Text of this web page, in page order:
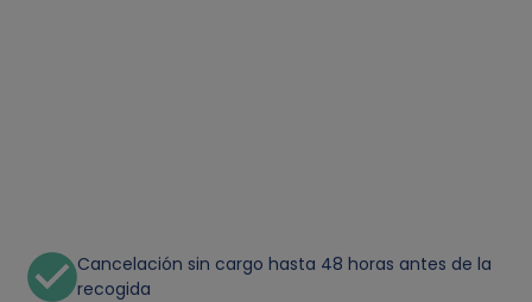
Cancelación sin cargo hasta 48 horas antes de la
recogida